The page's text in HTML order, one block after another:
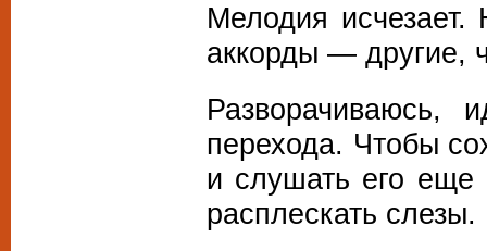
Мелодия исчезает.
аккорды — другие,
перехода. Чтобы
и слушать его еще
расплескать слезы.